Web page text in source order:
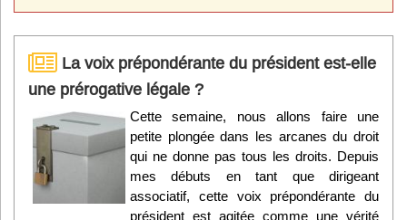
La voix prépondérante du président est-elle
une prérogative légale ?
Cette semaine, nous allons faire une
petite plongée dans les arcanes du droit
qui ne donne pas tous les droits. Depuis
mes débuts en tant que dirigeant
associatif, cette voix prépondérante du
président est agitée comme une vérité